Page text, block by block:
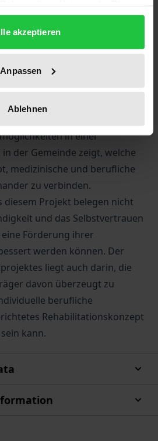
akzeptieren
Anpassen
Ablehnen
mehrfach vergessen und
Heute ist ihre Bedeutung
wie die Bedeutung der
Wiedereingliederung für
in einer
der Gemeinde zeigt, welche
medizinische und berufliche
zu verbinden.
diesem Projekt belegen nicht
und das Selbstvertrauen
Förderung ihrer
werden können. Der
liegt auch darin, die
davon überzeugt zu
berufliche
Rehabilitationskonzept
kann.